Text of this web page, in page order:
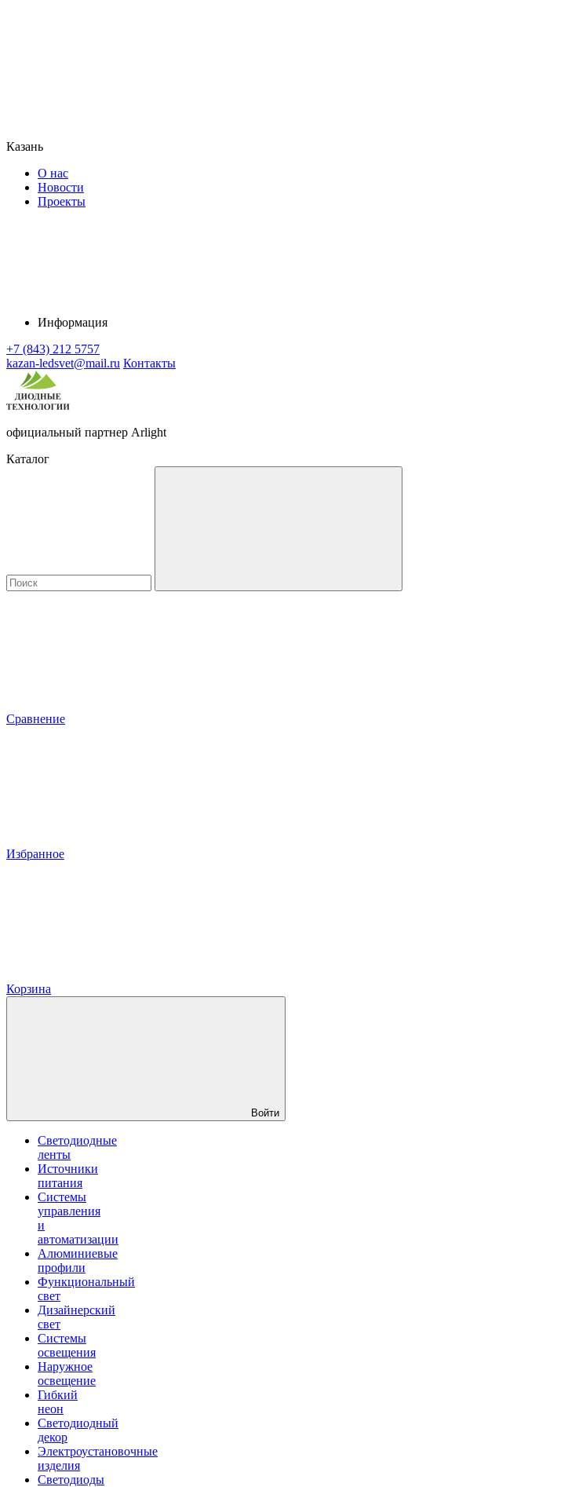
Казань
О нас
Новости
Проекты
Информация
+7 (843) 212 5757
kazan-ledsvet@mail.ru Контакты
официальный партнер Arlight
Каталог
Сравнение
Избранное
Корзина
Войти
Светодиодные
ленты
Источники
питания
Системы
управления
и
автоматизации
Алюминиевые
профили
Функциональный
свет
Дизайнерский
свет
Системы
освещения
Наружное
освещение
Гибкий
неон
Светодиодный
декор
Электроустановочные
изделия
Светодиоды